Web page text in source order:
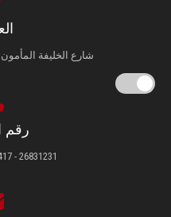
شارع الخليفة
رقم
26831231 - 26831417 - 26831474